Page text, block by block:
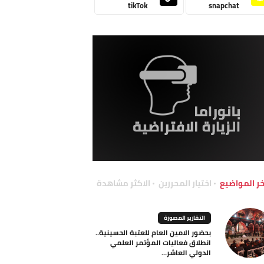
snapchat
tikTok
المواضيع اختيار المحررين الاكثر مشاهدة
التقارير المصورة
بحضور الامين العام للعتبة الحسينية..
انطلاق فعاليات المؤتمر العلمي
الدولي العاشر...